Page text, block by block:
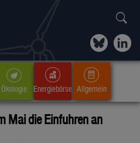
Ökologie Energiebörse Allgemein
Mai die Einfuhren an